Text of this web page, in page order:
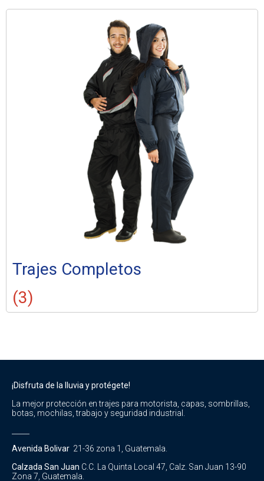
Trajes Completos
(3)
¡Disfruta de la lluvia y protégete!
La mejor protección en trajes para motorista, capas, sombrillas,
botas, mochilas, trabajo y seguridad industrial.
Avenida Bolivar 21-36 zona 1, Guatemala.
Calzada San Juan C.C. La Quinta Local 47, Calz. San Juan 13-90
Zona 7, Guatemala.